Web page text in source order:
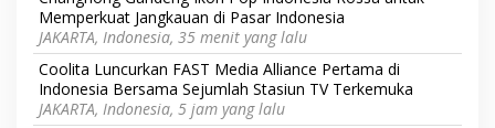
Memperkuat Jangkauan di Pasar Indonesia
JAKARTA, Indonesia, 35 menit yang lalu
Coolita Luncurkan FAST Media Alliance Pertama di
Indonesia Bersama Sejumlah Stasiun TV Terkemuka
JAKARTA, Indonesia, 5 jam yang lalu